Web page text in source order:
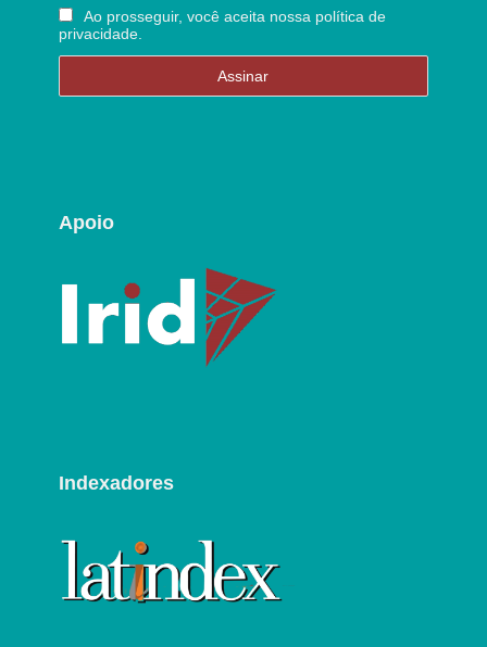
Ao prosseguir, você aceita nossa política de
privacidade.
Apoio
Indexadores